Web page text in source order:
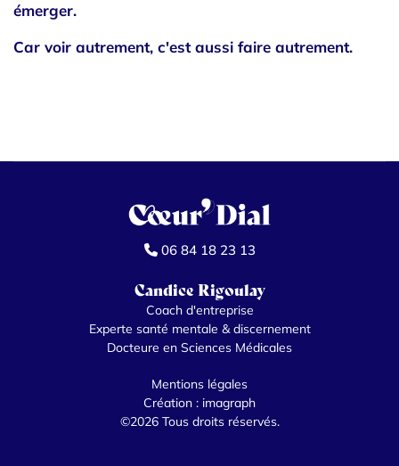
émerger.
Car voir autrement, c'est aussi faire autrement.
06 84 18 23 13
Candice Rigoulay
Coach d'entreprise
Experte santé mentale & discernement
Docteure en Sciences Médicales
Mentions légales
Création : imagraph
©2026 Tous droits réservés.